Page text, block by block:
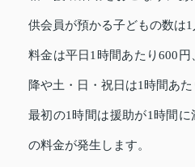
供会員が預かる子どもの数は1
料金は平日1時間あたり600
降や土・日・祝日は1時間あた
最初の1時間は援助が1時間
の料金が発生します。